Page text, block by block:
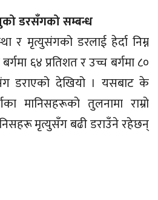
डरसँगको सम्बन्ध
र मृत्युसंगको डरलाई हेर्दा निम्न
६४ प्रतिशत र उच्च बर्गमा ८०
डराएको देखियो । यसबाट के
मानिसहरूको तुलनामा राम्रो
मृत्युसँग बढी डराउँने रहेछन्